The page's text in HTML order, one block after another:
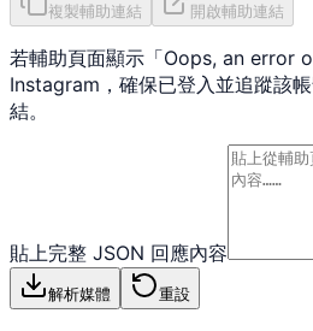
複製輔助連結 開啟輔助連結
若輔助頁面顯示「Oops, an error
Instagram，確保已登入並追蹤該
結。
貼上完整 JSON 回應內容
解析媒體 重設